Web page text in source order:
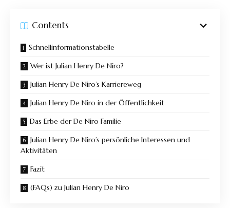
Contents
Schnellinformationstabelle
Wer ist Julian Henry De Niro?
Julian Henry De Niro’s Karriereweg
Julian Henry De Niro in der Öffentlichkeit
Das Erbe der De Niro Familie
Julian Henry De Niro’s persönliche Interessen und
Aktivitäten
Fazit
(FAQs) zu Julian Henry De Niro